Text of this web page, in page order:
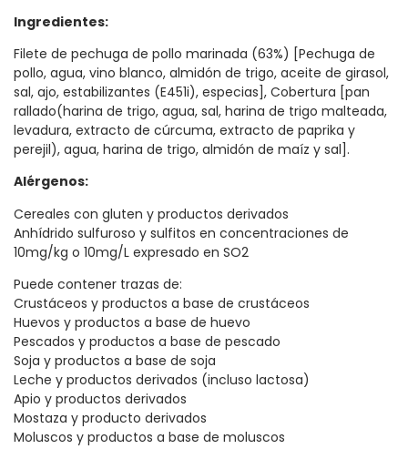
Ingredientes:
Filete de pechuga de pollo marinada (63%) [Pechuga de
pollo, agua, vino blanco, almidón de trigo, aceite de girasol,
sal, ajo, estabilizantes (E451i), especias], Cobertura [pan
rallado(harina de trigo, agua, sal, harina de trigo malteada,
levadura, extracto de cúrcuma, extracto de paprika y
perejil), agua, harina de trigo, almidón de maíz y sal].
Alérgenos:
Cereales con gluten y productos derivados
Anhídrido sulfuroso y sulfitos en concentraciones de
10mg/kg o 10mg/L expresado en SO2
Puede contener trazas de:
Crustáceos y productos a base de crustáceos
Huevos y productos a base de huevo
Pescados y productos a base de pescado
Soja y productos a base de soja
Leche y productos derivados (incluso lactosa)
Apio y productos derivados
Mostaza y producto derivados
Moluscos y productos a base de moluscos